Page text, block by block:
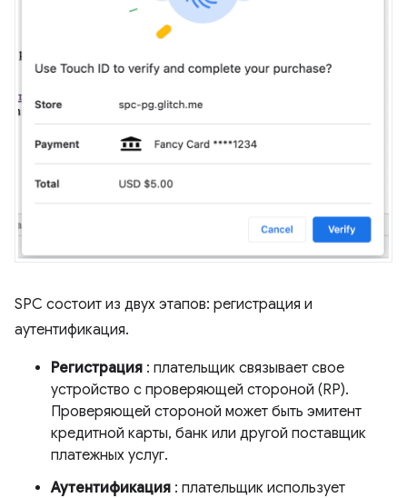
SPC состоит из двух этапов: регистрация и
аутентификация.
Регистрация : плательщик связывает свое
устройство с проверяющей стороной (RP).
Проверяющей стороной может быть эмитент
кредитной карты, банк или другой поставщик
платежных услуг.
Аутентификация : плательщик использует